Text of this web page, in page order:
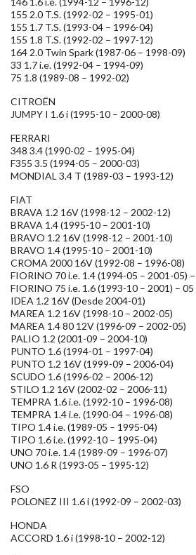
155 2.0 T.S. (1992-02 – 1995-01)
155 1.7 T.S. (1993-04 – 1996-04)
155 1.8 T.S. (1992-02 – 1997-12)
164 2.0 Twin Spark (1987-06 – 1998-09)
33 1.7 i.e. (1992-04 – 1994-09)
75 1.8 (1989-08 – 1992-02)
CITROËN
JUMPY I 1.6 i (1995-10 – 2000-08)
FERRARI
348 3.4 (1990-02 – 1995-04)
F355 3.5 (1994-05 – 2000-03)
MONDIAL 3.4 T (1989-03 – 1993-12)
FIAT
BRAVA 1.2 16V (1998-12 – 2002-12)
BRAVA 1.4 (1995-10 – 2001-10)
BRAVO 1.2 16V (1998-12 – 2001-10)
BRAVO 1.4 (1995-10 – 2001-10)
CROMA 2000 16V (1992-08 – 1996-08)
FIORINO 70 i.e. 1.4 (1994-05 – 2001-05)
FIORINO 75 i.e. 1.6 (1993-10 – 2001) –
IDEA 1.2 16V (Desde 2004-01)
MAREA 1.2 16V (1998-10 – 2002-05)
MAREA 1.4 80 12V (1996-09 – 2002-05)
PALIO 1.2 (2001-09 – 2004-10)
PUNTO 1.6 (1994-01 – 1997-04)
PUNTO 1.2 16V (1999-09 – 2006-04)
SCUDO 1.6 (1996-02 – 2006-12)
STILO 1.2 16V (2002-02 – 2006-11)
TEMPRA 1.6 i.e. (1992-10 – 1996-08)
TEMPRA 1.4 i.e. (1990-04 – 1996-08)
TIPO 1.4 i.e. (1989-05 – 1995-04)
TIPO 1.6 i.e. (1992-10 – 1995-04)
UNO 70 i.e. 1.4 (1989-09 – 1996-07)
UNO 1.6 R (1993-05 – 1995-12)
FSO
POLONEZ III 1.6 i (1992-09 – 2002-03)
HONDA
ACCORD 1.6 i (1998-10 – 2002-12)